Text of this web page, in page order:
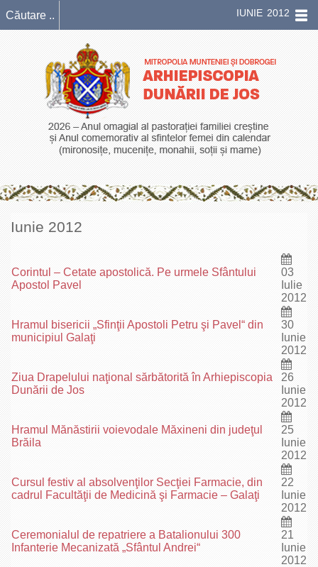
IUNIE 2012
Iunie 2012
Corintul – Cetate apostolică. Pe urmele Sfântului
Apostol Pavel
03
Iulie
2012
Hramul bisericii „Sfinţii Apostoli Petru şi Pavel“ din
municipiul Galaţi
30
Iunie
2012
Ziua Drapelului naţional sărbătorită în Arhiepiscopia
Dunării de Jos
26
Iunie
2012
Hramul Mănăstirii voievodale Măxineni din judeţul
Brăila
25
Iunie
2012
Cursul festiv al absolvenţilor Secţiei Farmacie, din
cadrul Facultăţii de Medicină şi Farmacie – Galaţi
22
Iunie
2012
Ceremonialul de repatriere a Batalionului 300
Infanterie Mecanizată „Sfântul Andrei“
21
Iunie
2012